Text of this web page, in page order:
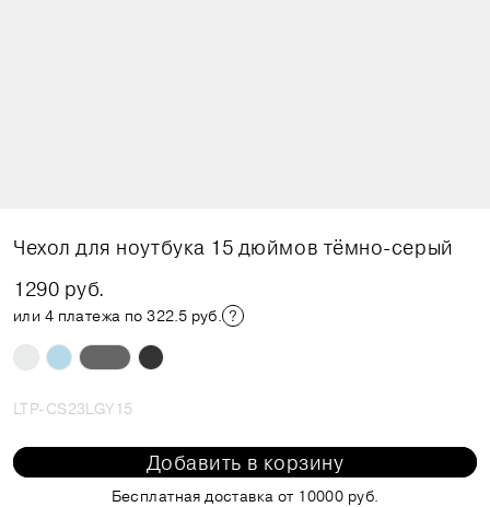
Чехол для ноутбука 15 дюймов тёмно-серый
1290 руб.
или 4 платежа по 322.5 руб.
LTP-CS23LGY15
Добавить в корзину
Бесплатная доставка от 10000 руб.